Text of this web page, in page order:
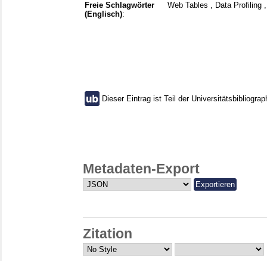
Freie Schlagwörter
(Englisch):
Web Tables , Data Profiling
Dieser Eintrag ist Teil der
Metadaten-Export
Zitation